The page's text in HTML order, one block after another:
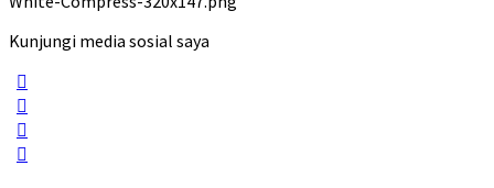
Kunjungi media sosial saya